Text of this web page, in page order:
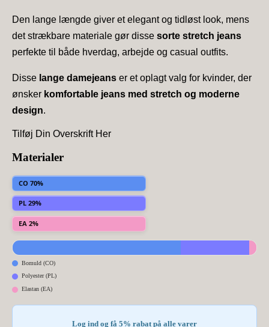
Den lange længde giver et elegant og tidløst look, mens
det strækbare materiale gør disse sorte stretch jeans
perfekte til både hverdag, arbejde og casual outfits.
Disse lange damejeans er et oplagt valg for kvinder, der
ønsker komfortable jeans med stretch og moderne
design.
Tilføj Din Overskrift Her
Materialer
CO 70%
PL 29%
EA 2%
Bomuld (CO)
Polyester (PL)
Elastan (EA)
Log ind og få 5% rabat på alle varer